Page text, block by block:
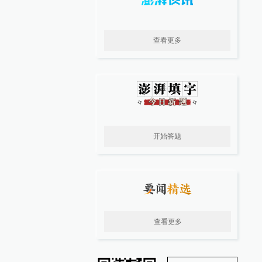
查看更多
开始答题
查看更多